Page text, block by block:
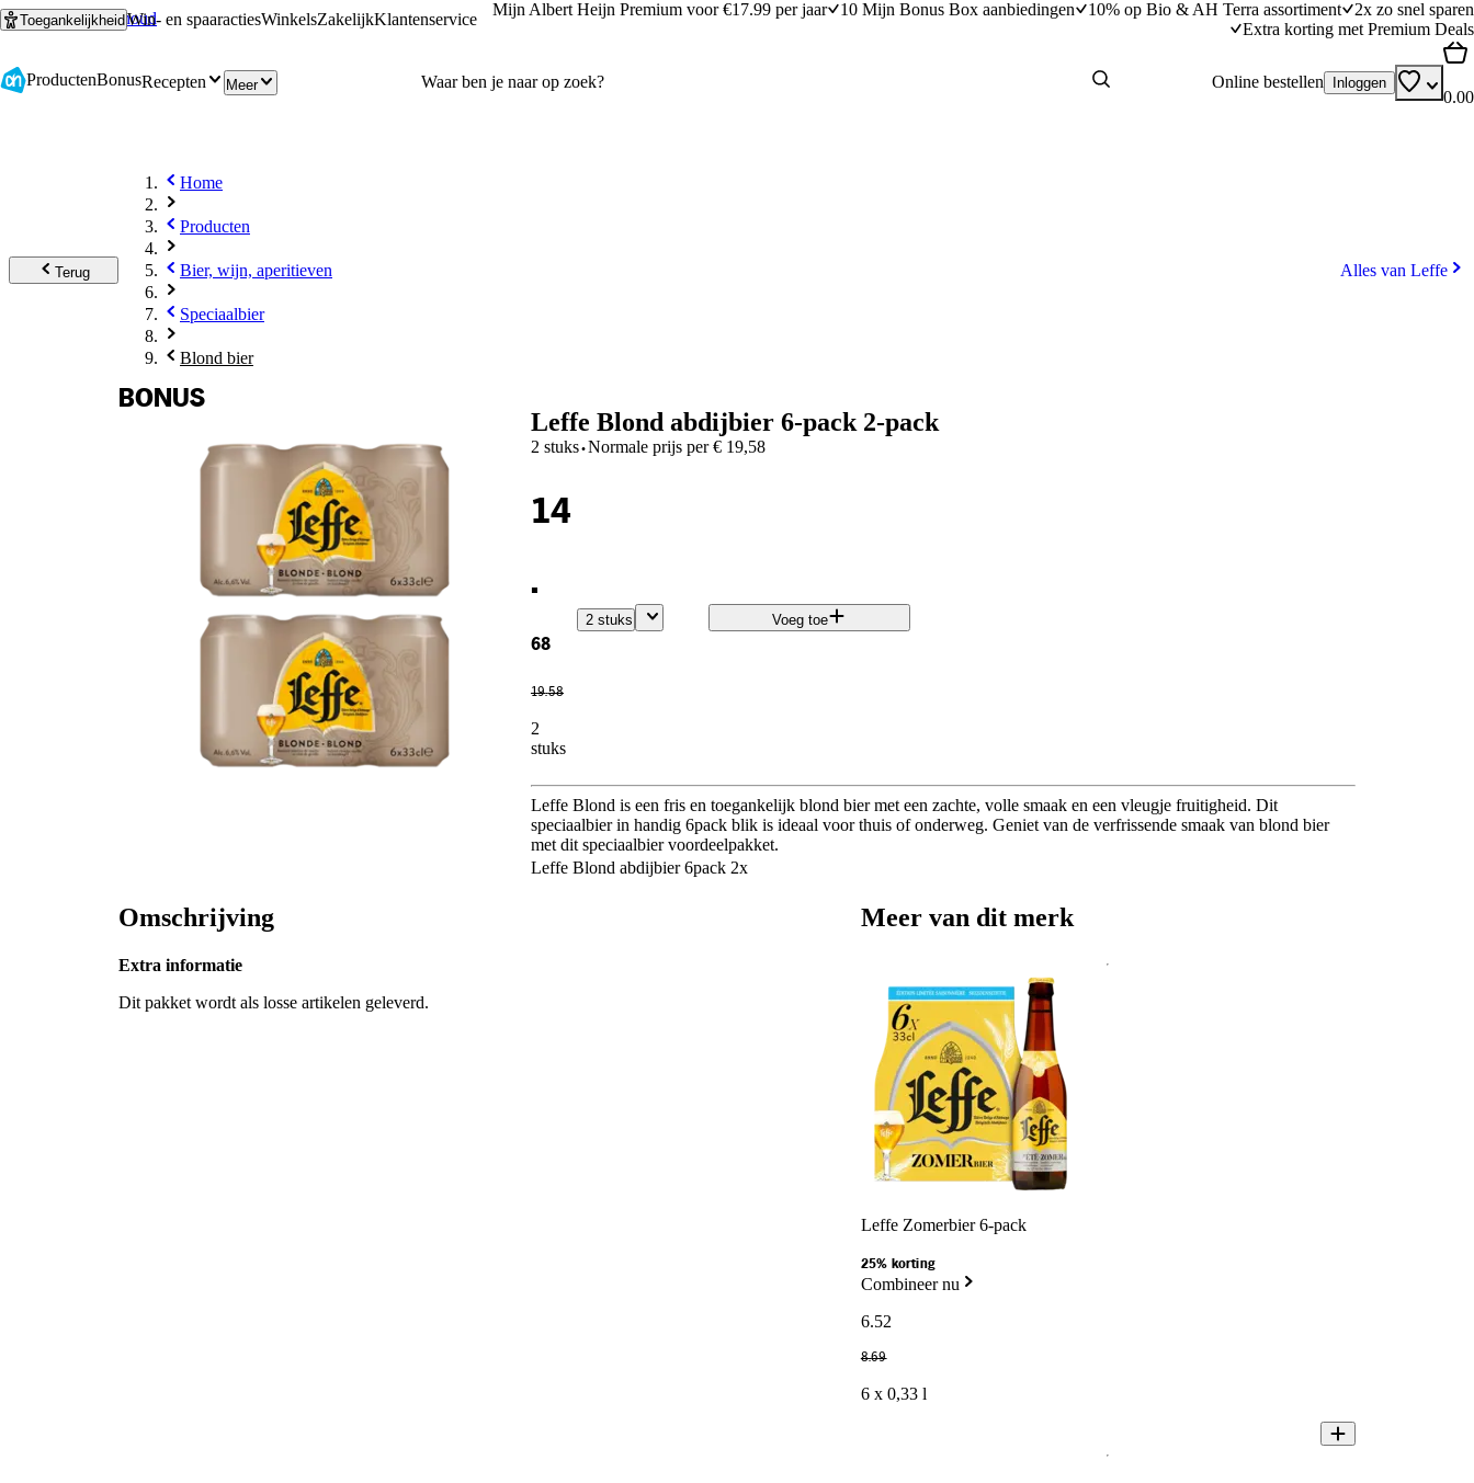
Ga naar hoofdinhoud
Ga naar zoeken
ToegankelijkheidWin- en spaaractiesWinkelsZakelijkKlantenservice
Mijn Albert Heijn Premium voor €17.99 per jaar 10 Mijn Bonus Box aanbiedingen 10% op Bio & AH Terra assortiment
2x zo snel sparen
Extra korting met Premium Deals
ProductenBonusRecepten Meer Online bestellen Inloggen
0.00
Terug
Home
Producten
Bier, wijn, aperitieven
Speciaalbier
Blond bier
Alles van Leffe
BONUS
Leffe Blond abdijbier 6-pack 2-pack
2 stuks·Normale prijs per € 19,58
14
.
68
19.58
2
stuks
2 stuks Voeg toe
Leffe Blond is een fris en toegankelijk blond bier met een zachte, volle smaak en een vleugje fruitigheid. Dit
speciaalbier in handig 6pack blik is ideaal voor thuis of onderweg. Geniet van de verfrissende smaak van blond bier
met dit speciaalbier voordeelpakket.
Leffe Blond abdijbier 6pack 2x
Omschrijving
Extra informatie
Dit pakket wordt als losse artikelen geleverd.
Meer van dit merk
Leffe Zomerbier 6-pack
25% korting
Combineer nu
6.52
8.69
6 x 0,33 l